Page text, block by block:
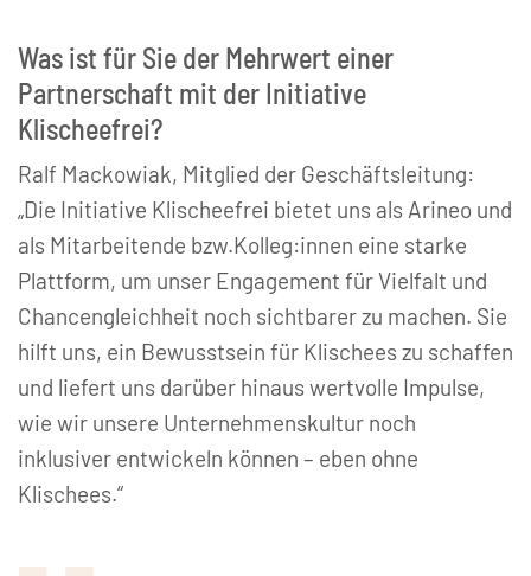
Was ist für Sie der Mehrwert einer
Partnerschaft mit der Initiative
Klischeefrei?
Ralf Mackowiak, Mitglied der Geschäftsleitung:
„Die Initiative Klischeefrei bietet uns als Arineo und
als Mitarbeitende bzw.Kolleg:innen eine starke
Plattform, um unser Engagement für Vielfalt und
Chancengleichheit noch sichtbarer zu machen. Sie
hilft uns, ein Bewusstsein für Klischees zu schaffen
und liefert uns darüber hinaus wertvolle Impulse,
wie wir unsere Unternehmenskultur noch
inklusiver entwickeln können – eben ohne
Klischees.“